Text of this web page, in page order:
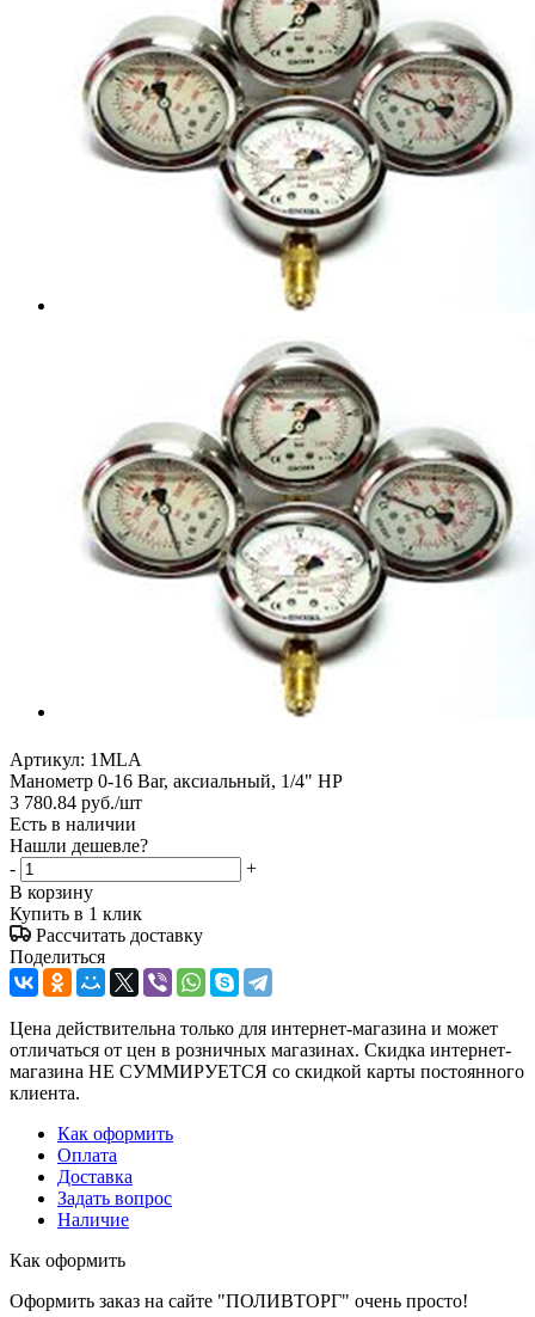
Артикул: 1MLA
Манометр 0-16 Bar, аксиальный, 1/4" НР
3 780.84 руб./шт
Есть в наличии
Нашли дешевле?
-
+
В корзину
Купить в 1 клик
Рассчитать доставку
Поделиться
Цена действительна только для интернет-магазина и может
отличаться от цен в розничных магазинах. Скидка интернет-
магазина НЕ СУММИРУЕТСЯ со скидкой карты постоянного
клиента.
Как оформить
Оплата
Доставка
Задать вопрос
Наличие
Как оформить
Оформить заказ на сайте "ПОЛИВТОРГ" очень просто!